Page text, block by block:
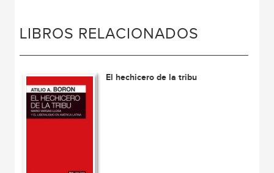
LIBROS RELACIONADOS
El hechicero de la tribu